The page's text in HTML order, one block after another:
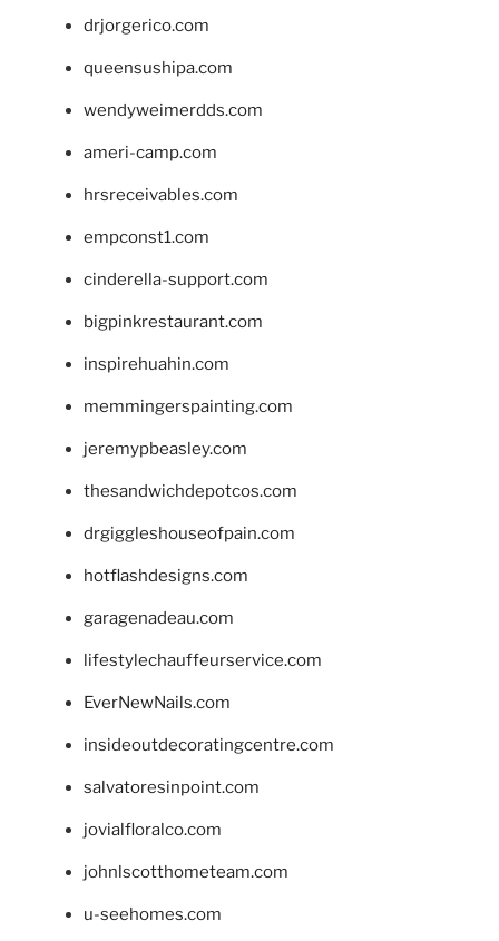
drjorgerico.com
queensushipa.com
wendyweimerdds.com
ameri-camp.com
hrsreceivables.com
empconst1.com
cinderella-support.com
bigpinkrestaurant.com
inspirehuahin.com
memmingerspainting.com
jeremypbeasley.com
thesandwichdepotcos.com
drgiggleshouseofpain.com
hotflashdesigns.com
garagenadeau.com
lifestylechauffeurservice.com
EverNewNails.com
insideoutdecoratingcentre.com
salvatoresinpoint.com
jovialfloralco.com
johnlscotthometeam.com
u-seehomes.com